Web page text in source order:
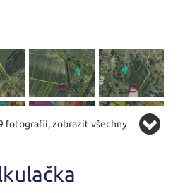
fotografií, zobrazit všechny